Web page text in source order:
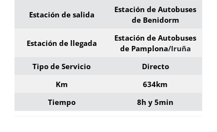
Estación de salida
Estación de Autobuses
de Benidorm
Estación de llegada
Estación de Autobuses
de Pamplona/Iruña
Tipo de Servicio
Directo
Km
634km
Tiempo
8h y 5min